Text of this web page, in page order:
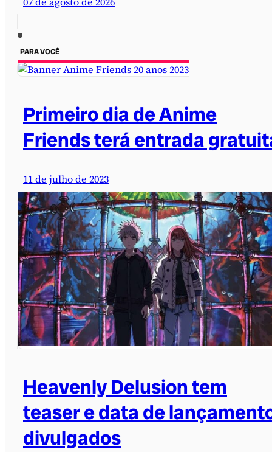
PARA VOCÊ
Primeiro dia de Anime
Friends terá entrada
11 de julho de 2023
Heavenly Delusion tem
teaser e data de
divulgados